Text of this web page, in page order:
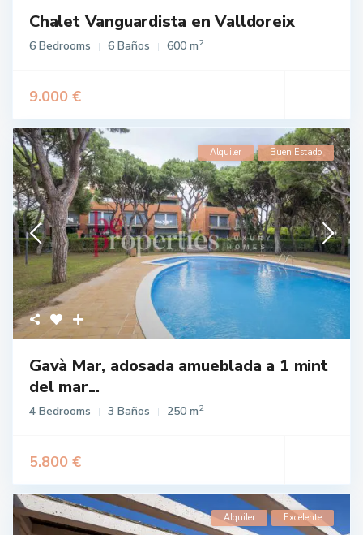
Chalet Vanguardista en Valldoreix
6 Bedrooms 6 Baños 600 m2
9.000 €
Alquiler Buen Estado
Gavà Mar, adosada amueblada a 1 mint
del mar...
4 Bedrooms 3 Baños 250 m2
5.800 €
Alquiler Excelente